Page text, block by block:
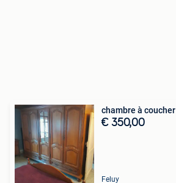
chambre à coucher
€ 350,00
Feluy